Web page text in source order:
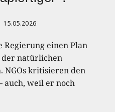
15.05.2026
Regierung einen Plan
natürlichen
NGOs kritisieren den
auch, weil er noch